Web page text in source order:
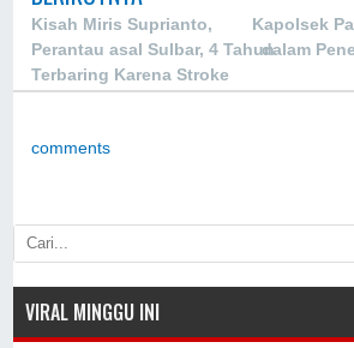
Kisah Miris Suprianto,
Perantau asal Sulbar, 4 Tahun
Terbaring Karena Stroke
Kapolsek
dalam
comments
VIRAL MINGGU INI